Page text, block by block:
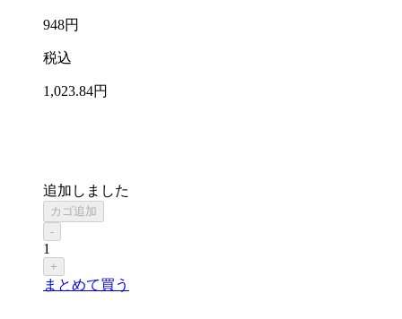
948円
税込
1,023.84円
追加しました
カゴ追加
-
1
+
まとめて買う